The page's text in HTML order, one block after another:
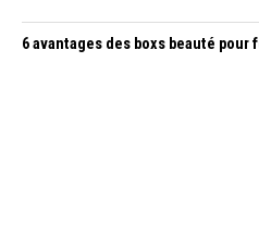
6 avantages des boxs beauté pour